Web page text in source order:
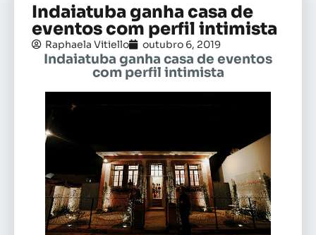
Indaiatuba ganha casa de
eventos com perfil intimista
Raphaela Vitiello outubro 6, 2019
Indaiatuba ganha casa de eventos
com perfil intimista